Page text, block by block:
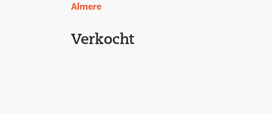
Almere
Verkocht